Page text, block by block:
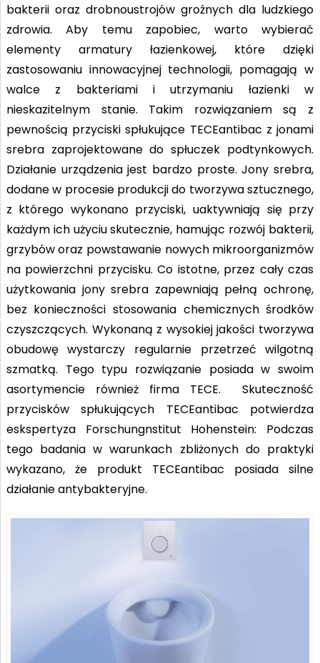
bakterii oraz drobnoustrojów groźnych dla ludzkiego
zdrowia. Aby temu zapobiec, warto wybierać
elementy armatury łazienkowej, które dzięki
zastosowaniu innowacyjnej technologii, pomagają w
walce z bakteriami i utrzymaniu łazienki w
nieskazitelnym stanie. Takim rozwiązaniem są z
pewnością przyciski spłukujące TECEantibac z jonami
srebra zaprojektowane do spłuczek podtynkowych.
Działanie urządzenia jest bardzo proste. Jony srebra,
dodane w procesie produkcji do tworzywa sztucznego,
z którego wykonano przyciski, uaktywniają się przy
każdym ich użyciu skutecznie, hamując rozwój bakterii,
grzybów oraz powstawanie nowych mikroorganizmów
na powierzchni przycisku. Co istotne, przez cały czas
użytkowania jony srebra zapewniają pełną ochronę,
bez konieczności stosowania chemicznych środków
czyszczących. Wykonaną z wysokiej jakości tworzywa
obudowę wystarczy regularnie przetrzeć wilgotną
szmatką. Tego typu rozwiązanie posiada w swoim
asortymencie również firma TECE. Skuteczność
przycisków spłukujących TECEantibac potwierdza
eskspertyza Forschungnstitut Hohenstein: Podczas
tego badania w warunkach zbliżonych do praktyki
wykazano, że produkt TECEantibac posiada silne
działanie antybakteryjne.